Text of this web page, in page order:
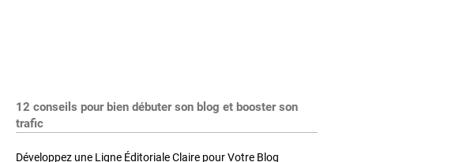
12 conseils pour bien débuter son blog et booster son
trafic
Développez une Ligne Éditoriale Claire pour Votre Blog